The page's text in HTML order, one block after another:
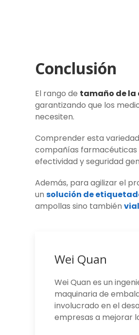
Conclusión
El rango de tamaño de la
garantizando que los
necesiten.
Comprender esta
compañías farmacéuticas
efectividad y seguridad
Además, para agilizar el
un solución de
ampollas sino también
Wei Quan
Wei Quan es un
maquinaria de
involucrado en el
empresas a mejorar